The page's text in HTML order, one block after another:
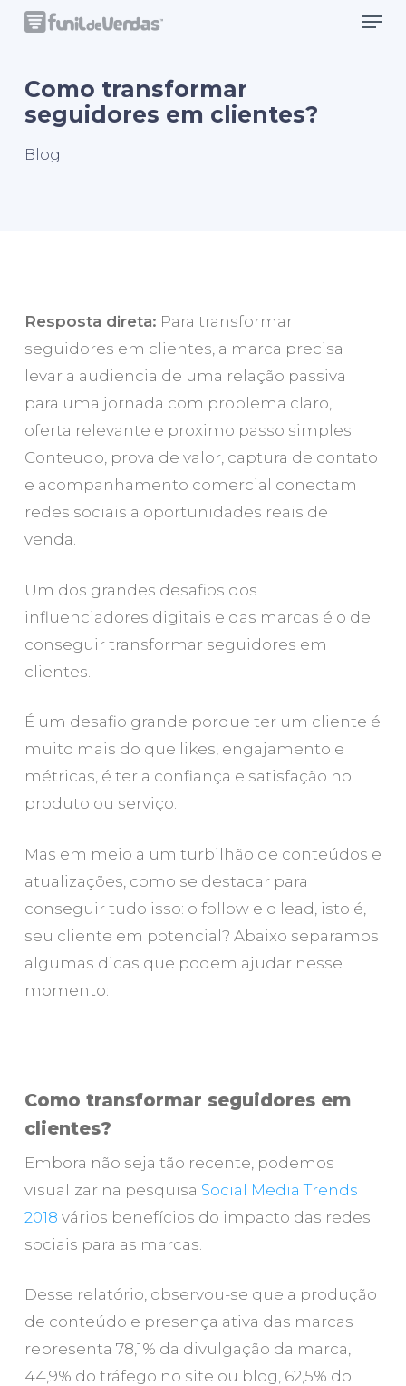
Skip
content
Como transformar
seguidores em clientes?
Blog
Resposta direta: Para transformar
seguidores em clientes, a marca precisa
levar a audiencia de uma relação passiva
para uma jornada com problema claro,
oferta relevante e proximo passo simples.
Conteudo, prova de valor, captura de contato
e acompanhamento comercial conectam
redes sociais a oportunidades reais de
venda.
Um dos grandes desafios dos
influenciadores digitais e das marcas é o de
conseguir transformar seguidores em
clientes.
É um desafio grande porque ter um cliente é
muito mais do que likes, engajamento e
métricas, é ter a confiança e satisfação no
produto ou serviço.
Mas em meio a um turbilhão de conteúdos e
atualizações, como se destacar para
conseguir tudo isso: o follow e o lead, isto é
seu cliente em potencial? Abaixo separamos
algumas dicas que podem ajudar nesse
momento:
Como transformar seguidores em
clientes?
Embora não seja tão recente, podemos
visualizar na pesquisa Social Media Trends
2018 vários benefícios do impacto das redes
sociais para as marcas.
Desse relatório, observou-se que a produção
de conteúdo e presença ativa das marcas
representa 78,1% da divulgação da marca,
44,9% do tráfego no site ou blog, 62,5% do